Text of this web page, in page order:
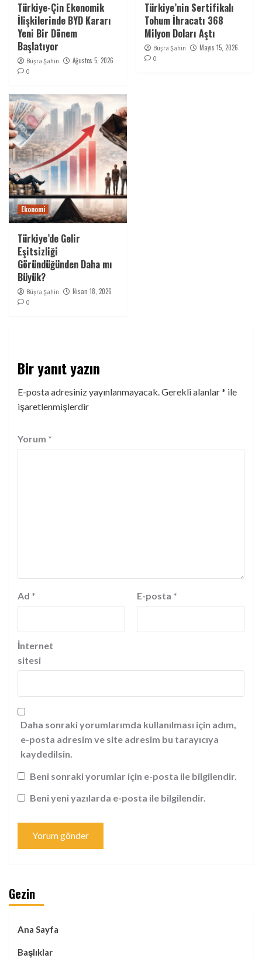
Türkiye-Çin Ekonomik
İlişkilerinde BYD Kararı
Yeni Bir Dönem
Başlatıyor
Büşra Şahin Ağustos 5, 2026
0
Türkiye’nin Sertifikalı
Tohum İhracatı 368
Milyon Doları Aştı
Büşra Şahin Mayıs 15, 2026
0
Ekonomi
Türkiye’de Gelir
Eşitsizliği
Göründüğünden Daha mı
Büyük?
Büşra Şahin Nisan 18, 2026
0
Bir yanıt yazın
E-posta adresiniz yayınlanmayacak.Gerekli alanlar* ile
işaretlenmişlerdir
Yorum *
Ad * E-posta *
İnternet
sitesi
Daha sonraki yorumlarımda kullanılması için adım,
e-posta adresim ve site adresim bu tarayıcıya
kaydedilsin.
Beni sonraki yorumlar için e-posta ile bilgilendir.
Beni yeni yazılarda e-posta ile bilgilendir.
Gezin
Ana Sayfa
Başlıklar